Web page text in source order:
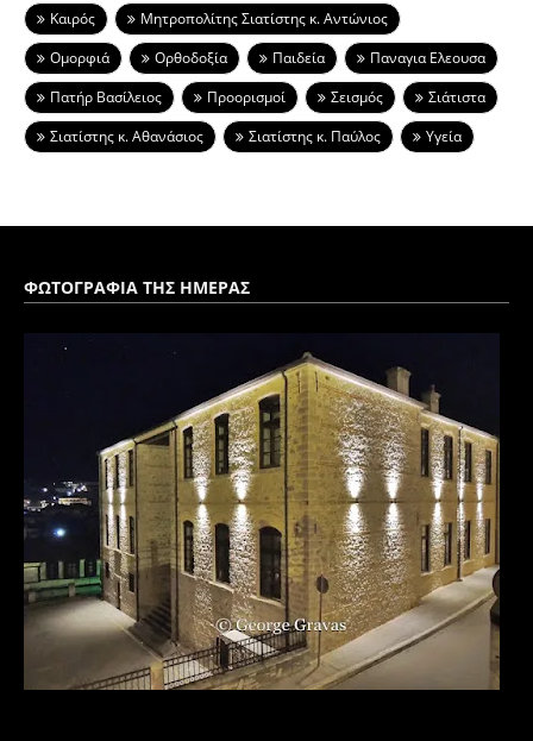
Καιρός
Μητροπολίτης Σιατίστης κ. Αντώνιος
Ομορφιά
Ορθοδοξία Παιδεία
Παναγια Ελεουσα
Πατήρ Βασίλειος
Προορισμοί Σεισμός
Σιάτιστα
Σιατίστης κ. Αθανάσιος
Σιατίστης κ. Παύλος Υγεία
ΦΩΤΟΓΡΑΦΙΑ ΤΗΣ ΗΜΕΡΑΣ